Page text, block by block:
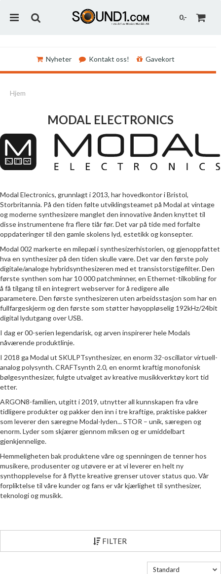
0,-
Nyheter Kontakt oss! Gavekort
Hjem
MODAL ELECTRONICS
Modal Electronics, grunnlagt i 2013, har hovedkontor i Bristol,
Storbritannia. På den tiden følte utviklingsteamet på Modal at vintage
og moderne synthesizere manglet den innovative ånden knyttet til
disse instrumentene fra flere tiår før. Det var på tide med forfalte
oppdateringer til den gamle skolens lyd, estetikk og konsepter.
Modal 002 markerte en milepæl i synthesizerhistorien, og gjenoppfattet
hva en synthesizer på den tiden skulle være. Det var den første poly
digitale/analoge hybridsynthesizeren med et transistorstigefilter. Den
første synthen som har 10 000 patchminner, en Ethernet-tilkobling for
å få tilgang til en integrert webserver for å redigere alle
parametere. Den første synthesizeren uten arbeidsstasjon som har en
fullfargeskjerm og den første som støtter høyoppløselig 192kHz/24bit
digital lydutgang over USB.
I dag er 00-serien legendarisk, og arven inspirerer hele Modals
nåværende produktlinje.
I 2018 ga Modal ut SKULPTsynthesizer, en enorm 32-oscillator virtuell-
analog polysynth. CRAFTsynth 2.0, en enormt kraftig monofonisk
bølgesynthesizer, fulgte utvalget av kreative musikkverktøy kort tid
etter.
ARGON8-familien, utgitt i 2019, utnytter all kunnskapen fra våre
tidligere produkter og pakker den inn i tre kraftige, praktiske pakker
som leverer den særegne Modal-lyden... STOR – unik, særegen og
enorm. Lyder som skjærer gjennom miksen og er umiddelbart
gjenkjennelige.
Hemmeligheten bak produktene våre og spenningen de tenner hos
musikere, produsenter og utøvere er at vi leverer en helt ny
synthopplevelse for å flytte kreative grenser utover status quo. Vår
forpliktelse til våre kunder og fans er vår kjærlighet til synthesizer,
teknologi og musikk.
FILTER
Standard